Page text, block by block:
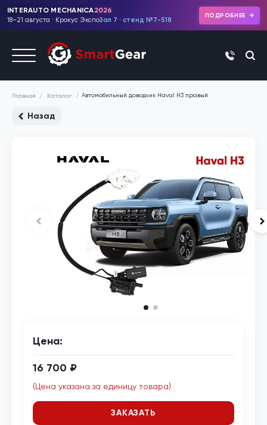
INTERAUTO MECHANICA2026
18–21 августа · Крокус ЭкспоЗал 7 · стенд №7-518
ПОДРОБНЕЕ
+7 (495)
Главная Каталог Автомобильный доводчик Haval H3 правый
Назад
Цена:
16 700 ₽
(Цена указана за единицу товара)
ЗАКАЗАТЬ